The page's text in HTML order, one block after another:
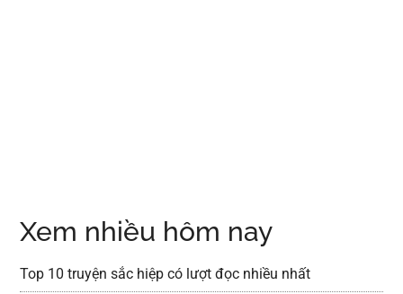
Xem nhiều hôm nay
Top 10 truyện sắc hiệp có lượt đọc nhiều nhất